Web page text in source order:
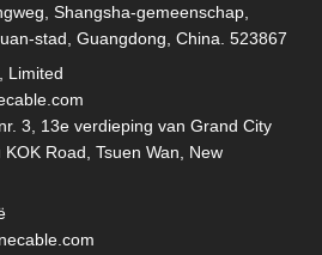
Shangsha-gemeenschap,
stad, Guangdong, China. 523867
Limited
3, 13e verdieping van Grand City
Road, Tsuen Wan, New